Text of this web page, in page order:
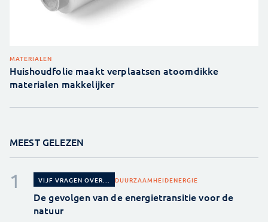
MATERIALEN
Huishoudfolie maakt verplaatsen atoomdikke
materialen makkelijker
MEEST GELEZEN
VIJF VRAGEN OVER... DUURZAAMHEIDENERGIE
De gevolgen van de energietransitie voor de
natuur